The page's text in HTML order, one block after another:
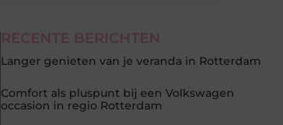
RECENTE BERICHTEN
Langer genieten van je veranda in Rotterdam
Comfort als pluspunt bij een Volkswagen
occasion in regio Rotterdam